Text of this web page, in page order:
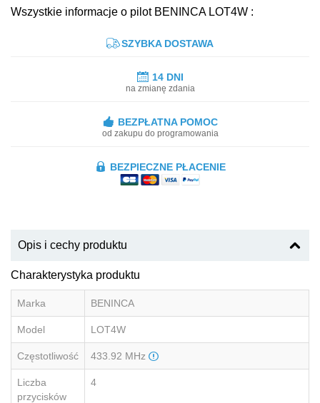
Wszystkie informacje o pilot BENINCA LOT4W :
SZYBKA DOSTAWA
14 DNI
na zmianę zdania
BEZPŁATNA POMOC
od zakupu do programowania
BEZPIECZNE PŁACENIE
Opis i cechy produktu
Charakterystyka produktu
Marka BENINCA
Model LOT4W
Częstotliwość 433.92 MHz
Liczba
przycisków
4